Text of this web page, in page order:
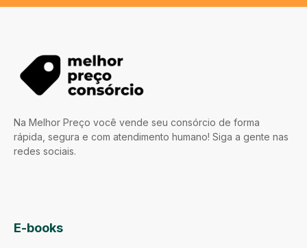
Na Melhor Preço você vende seu consórcio de forma
rápida, segura e com atendimento humano! Siga a gente nas
redes sociais.
E-books